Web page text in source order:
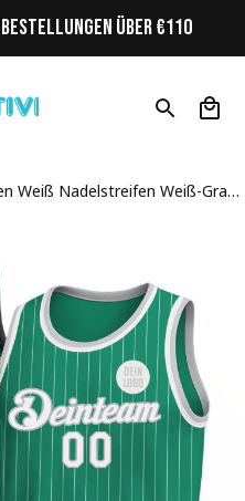
ÜBER €110
Weiß Nadelstreifen Weiß-Grau